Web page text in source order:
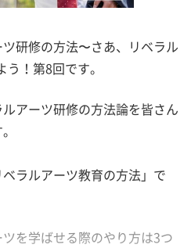
研修の方法〜さあ、リベラル
！第8回です。
アーツ研修の方法論を皆さん
ラルアーツ教育の方法」で
を学ばせる際のやり方は3つ